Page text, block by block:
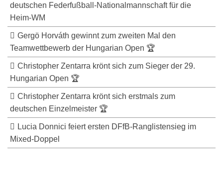
deutschen Federfußball-Nationalmannschaft für die
Heim-WM
Gergö Horváth gewinnt zum zweiten Mal den
Teamwettbewerb der Hungarian Open 🏆
Christopher Zentarra krönt sich zum Sieger der 29.
Hungarian Open 🏆
Christopher Zentarra krönt sich erstmals zum
deutschen Einzelmeister 🏆
Lucia Donnici feiert ersten DFfB-Ranglistensieg im
Mixed-Doppel